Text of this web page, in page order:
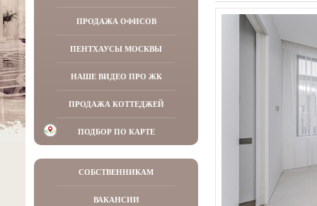
ПРОДАЖА ОФИСОВ
ПЕНТХАУСЫ МОСКВЫ
НАШЕ ВИДЕО ПРО ЖК
ПРОДАЖА КОТТЕДЖЕЙ
ПОДБОР ПО КАРТЕ
СОБСТВЕННИКАМ
ВАКАНСИИ